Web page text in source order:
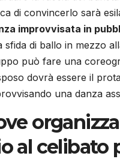
di convincerlo sarà
improvvisata in
sfida di ballo in mezzo
può fare una
dovrà essere il
una danza
al celibato